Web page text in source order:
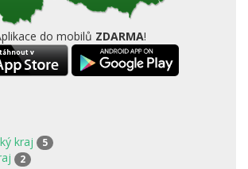
do mobilů ZDARMA!
kraj 5
2